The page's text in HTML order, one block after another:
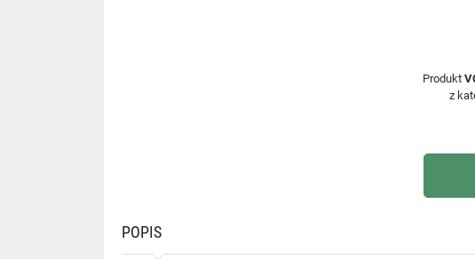
Produkt
z
POPIS